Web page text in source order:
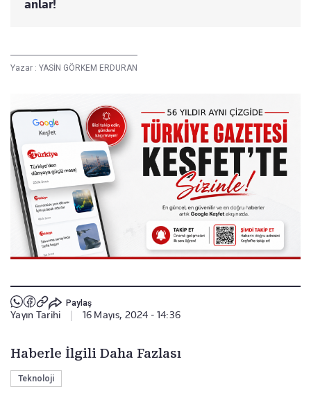
anlar!
Yazar : YASİN GÖRKEM ERDURAN
Paylaş
Yayın Tarihi 16 Mayıs, 2024 - 14:36
Haberle İlgili Daha Fazlası
Teknoloji